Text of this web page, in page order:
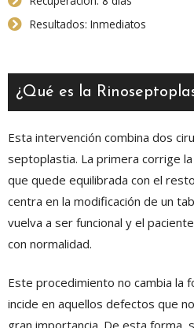
Resultados: Inmediatos
¿Qué es la
Esta intervención combina dos
septoplastia. La primera corrige
que quede equilibrada con el
centra en la modificación de un
vuelva a ser funcional y el
con normalidad.
Este procedimiento no cambia la
incide en aquellos defectos que
gran importancia. De esta forma,